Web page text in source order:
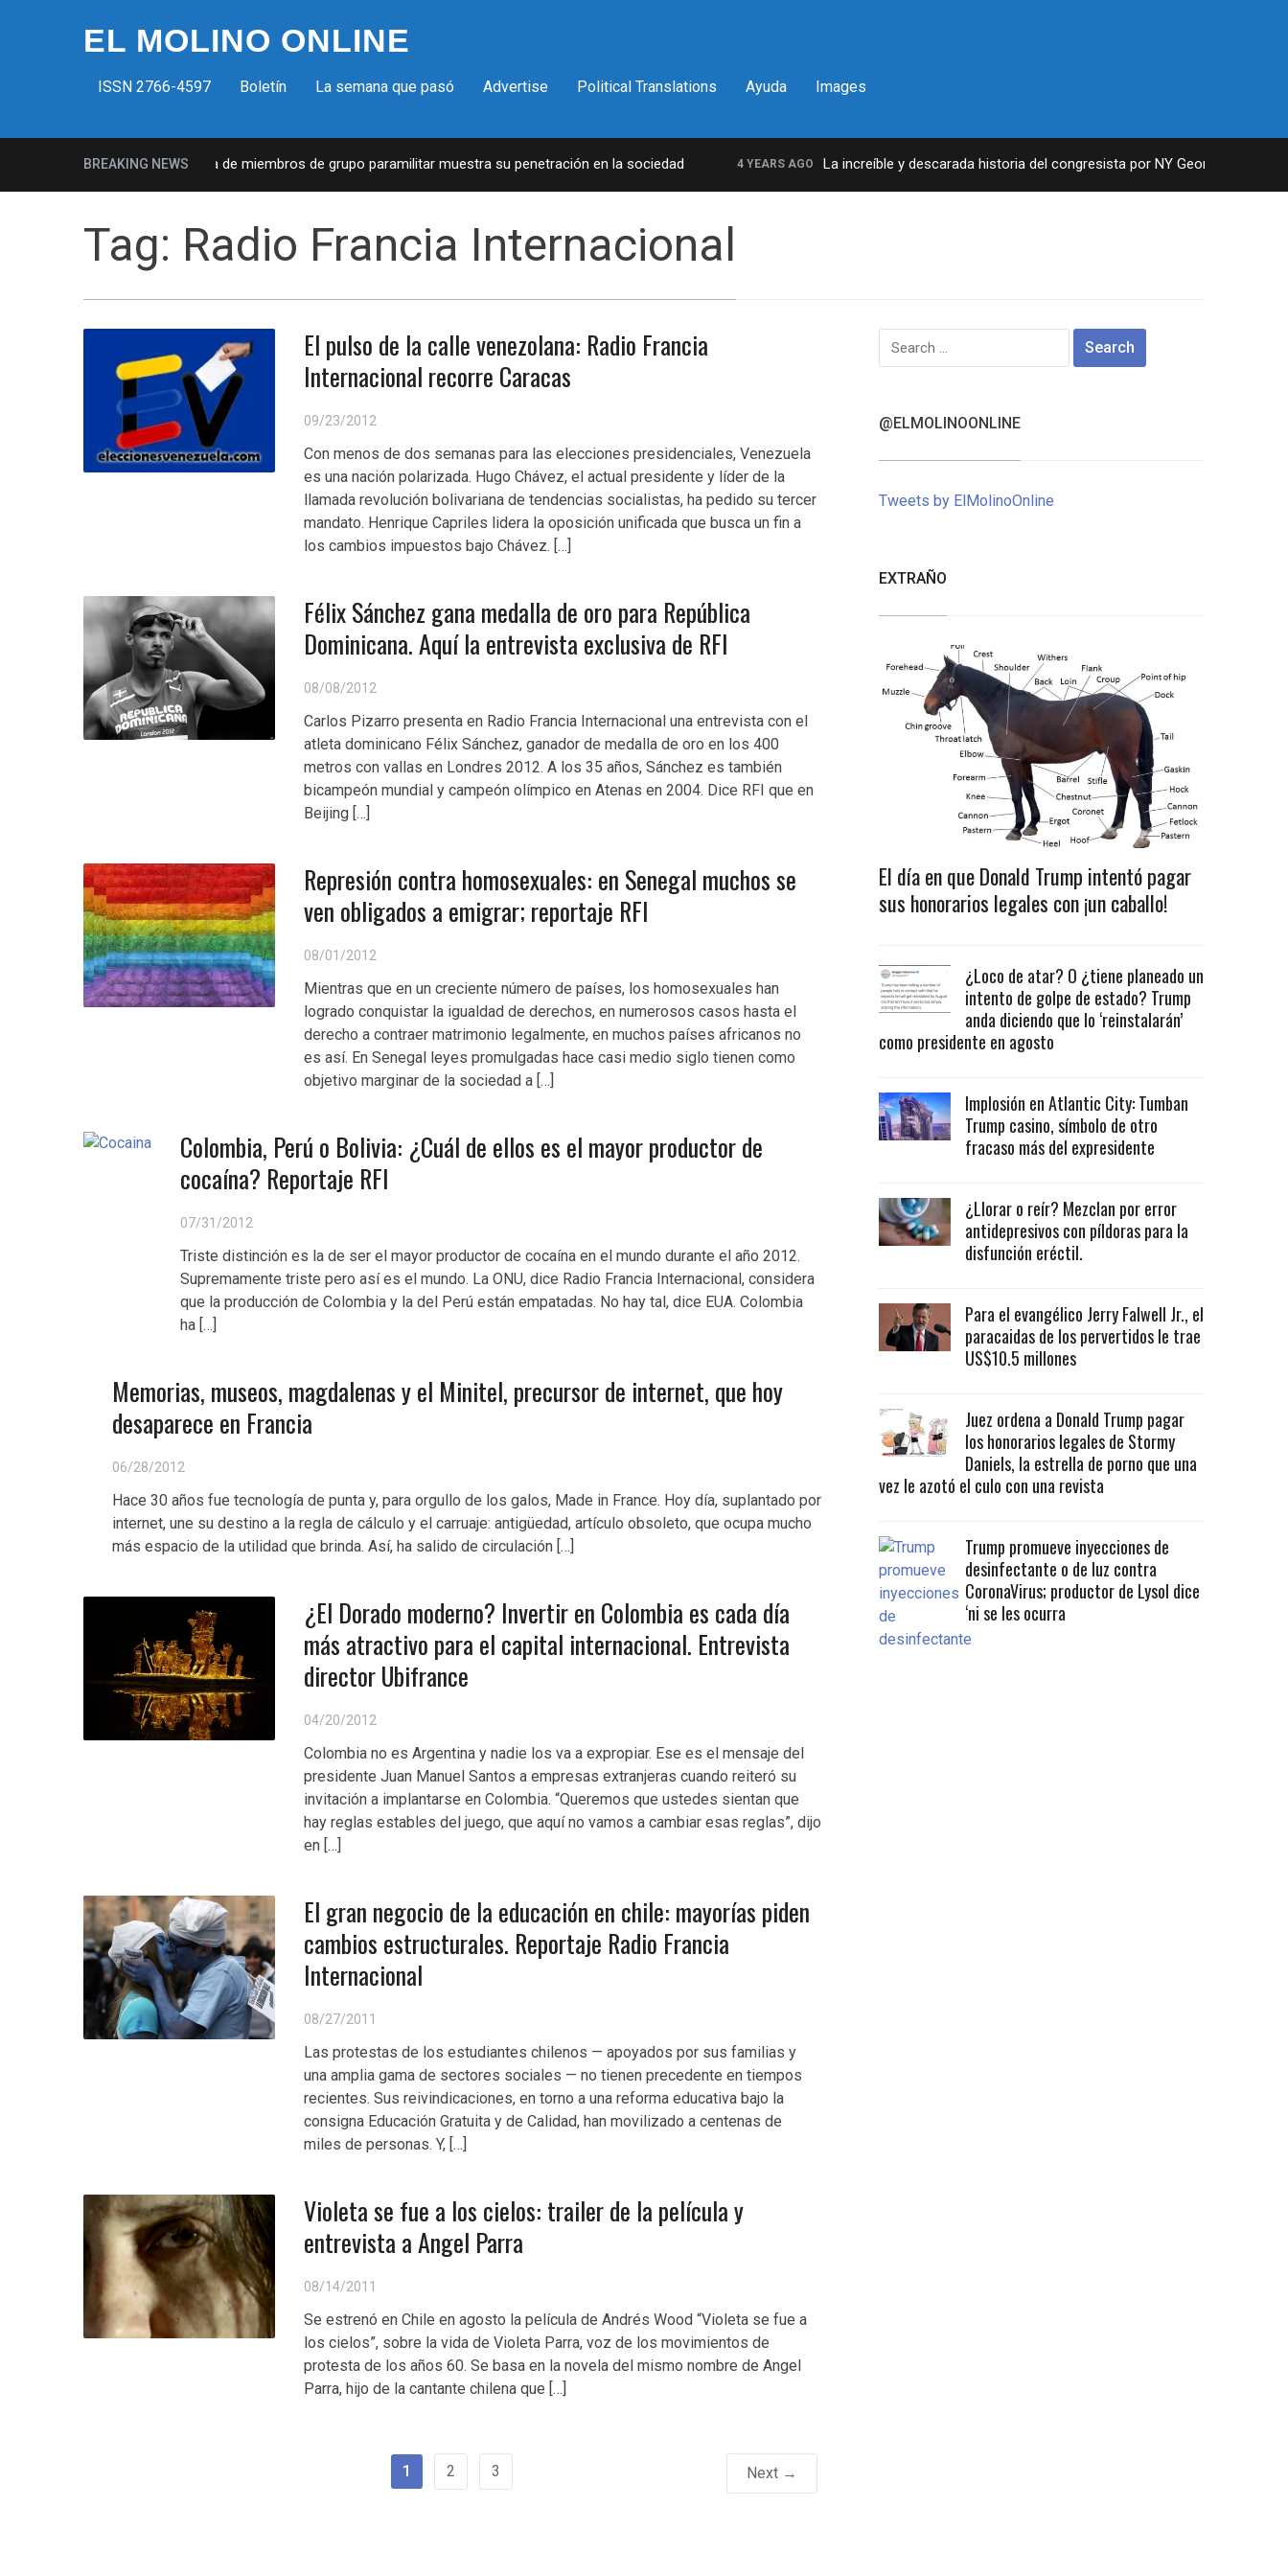
EL MOLINO ONLINE
ISSN 2766-4597 Boletín La semana que pasó Advertise Political Translations Ayuda Images
BREAKING NEWS
fascistas en EUA: Lista de miembros de grupo paramilitar muestra su penetración en la sociedad 4 YEARS AGO La increíble y descarada historia del congresista por NY George Santos
Tag: Radio Francia Internacional
El pulso de la calle venezolana: Radio Francia
Internacional recorre Caracas
09/23/2012
Con menos de dos semanas para las elecciones presidenciales, Venezuela
es una nación polarizada. Hugo Chávez, el actual presidente y líder de la
llamada revolución bolivariana de tendencias socialistas, ha pedido su tercer
mandato. Henrique Capriles lidera la oposición unificada que busca un fin a
los cambios impuestos bajo Chávez. […]
Félix Sánchez gana medalla de oro para República
Dominicana. Aquí la entrevista exclusiva de RFI
08/08/2012
Carlos Pizarro presenta en Radio Francia Internacional una entrevista con el
atleta dominicano Félix Sánchez, ganador de medalla de oro en los 400
metros con vallas en Londres 2012. A los 35 años, Sánchez es también
bicampeón mundial y campeón olímpico en Atenas en 2004. Dice RFI que en
Beijing […]
Represión contra homosexuales: en Senegal muchos se
ven obligados a emigrar; reportaje RFI
08/01/2012
Mientras que en un creciente número de países, los homosexuales han
logrado conquistar la igualdad de derechos, en numerosos casos hasta el
derecho a contraer matrimonio legalmente, en muchos países africanos no
es así. En Senegal leyes promulgadas hace casi medio siglo tienen como
objetivo marginar de la sociedad a […]
Colombia, Perú o Bolivia: ¿Cuál de ellos es el mayor productor de
cocaína? Reportaje RFI
07/31/2012
Triste distinción es la de ser el mayor productor de cocaína en el mundo durante el año 2012.
Supremamente triste pero así es el mundo. La ONU, dice Radio Francia Internacional, considera
que la producción de Colombia y la del Perú están empatadas. No hay tal, dice EUA. Colombia
ha […]
Memorias, museos, magdalenas y el Minitel, precursor de internet, que hoy
desaparece en Francia
06/28/2012
Hace 30 años fue tecnología de punta y, para orgullo de los galos, Made in France. Hoy día, suplantado por
internet, une su destino a la regla de cálculo y el carruaje: antigüedad, artículo obsoleto, que ocupa mucho
más espacio de la utilidad que brinda. Así, ha salido de circulación […]
¿El Dorado moderno? Invertir en Colombia es cada día
más atractivo para el capital internacional. Entrevista
director Ubifrance
04/20/2012
Colombia no es Argentina y nadie los va a expropiar. Ese es el mensaje del
presidente Juan Manuel Santos a empresas extranjeras cuando reiteró su
invitación a implantarse en Colombia. “Queremos que ustedes sientan que
hay reglas estables del juego, que aquí no vamos a cambiar esas reglas”, dijo
en […]
El gran negocio de la educación en chile: mayorías piden
cambios estructurales. Reportaje Radio Francia
Internacional
08/27/2011
Las protestas de los estudiantes chilenos — apoyados por sus familias y
una amplia gama de sectores sociales — no tienen precedente en tiempos
recientes. Sus reivindicaciones, en torno a una reforma educativa bajo la
consigna Educación Gratuita y de Calidad, han movilizado a centenas de
miles de personas. Y, […]
Violeta se fue a los cielos: trailer de la película y
entrevista a Angel Parra
08/14/2011
Se estrenó en Chile en agosto la película de Andrés Wood “Violeta se fue a
los cielos”, sobre la vida de Violeta Parra, voz de los movimientos de
protesta de los años 60. Se basa en la novela del mismo nombre de Angel
Parra, hijo de la cantante chilena que […]
1 2 3 Next →
Search
for:
@ELMOLINOONLINE
Tweets by ElMolinoOnline
EXTRAÑO
El día en que Donald Trump intentó pagar
sus honorarios legales con ¡un caballo!
¿Loco de atar? O ¿tiene planeado un
intento de golpe de estado? Trump
anda diciendo que lo ‘reinstalarán’
como presidente en agosto
Implosión en Atlantic City: Tumban
Trump casino, símbolo de otro
fracaso más del expresidente
¿Llorar o reír? Mezclan por error
antidepresivos con píldoras para la
disfunción eréctil.
Para el evangélico Jerry Falwell Jr., el
paracaidas de los pervertidos le trae
US$10.5 millones
Juez ordena a Donald Trump pagar
los honorarios legales de Stormy
Daniels, la estrella de porno que una
vez le azotó el culo con una revista
Trump promueve inyecciones de
desinfectante o de luz contra
CoronaVirus; productor de Lysol dice
‘ni se les ocurra